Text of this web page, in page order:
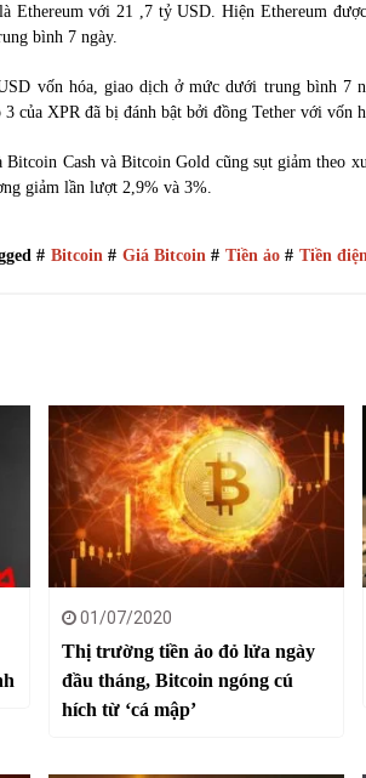
Ethereum với 21 ,7 tỷ USD. Hiện Ethereum
bình 7 ngày.
vốn hóa, giao dịch ở mức dưới trung bình 7
của XPR đã bị đánh bật bởi đồng Tether với vốn
Bitcoin Cash và Bitcoin Gold cũng sụt giảm theo
giảm lần lượt 2,9% và 3%.
# Bitcoin # Giá Bitcoin # Tiền ảo # Tiền
01/07/2020
Thị trường tiền ảo đỏ lửa ngày
đầu tháng, Bitcoin ngóng cú
hích từ ‘cá mập’